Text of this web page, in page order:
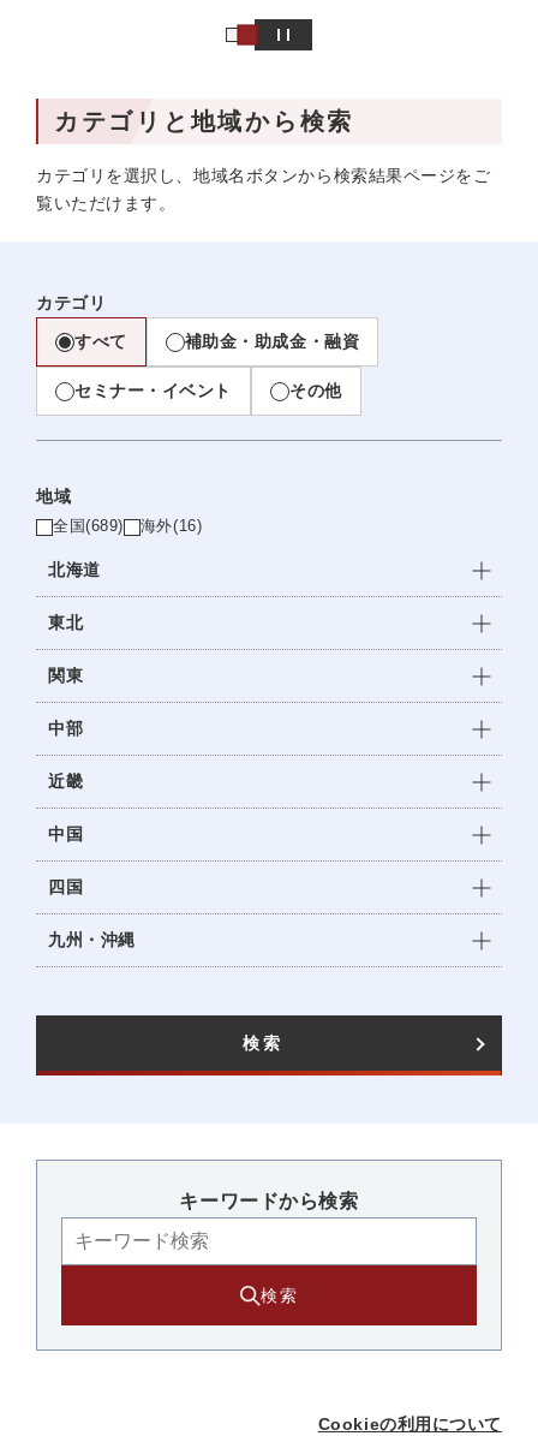
カテゴリと地域から検索
カテゴリを選択し、地域名ボタンから検索結果ページをご
覧いただけます。
カテゴリ
すべて
補助金・助成金・融資
セミナー・イベント その他
地域
全国(689) 海外(16)
北海道
東北
関東
中部
近畿
中国
四国
九州・沖縄
検索
キーワードから検索​
検索
Cookieの利用について